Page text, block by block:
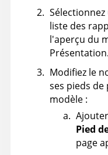
liste des
l'aperçu du
Présentation.
Modifiez le
ses pieds de
modèle :
Pied
page